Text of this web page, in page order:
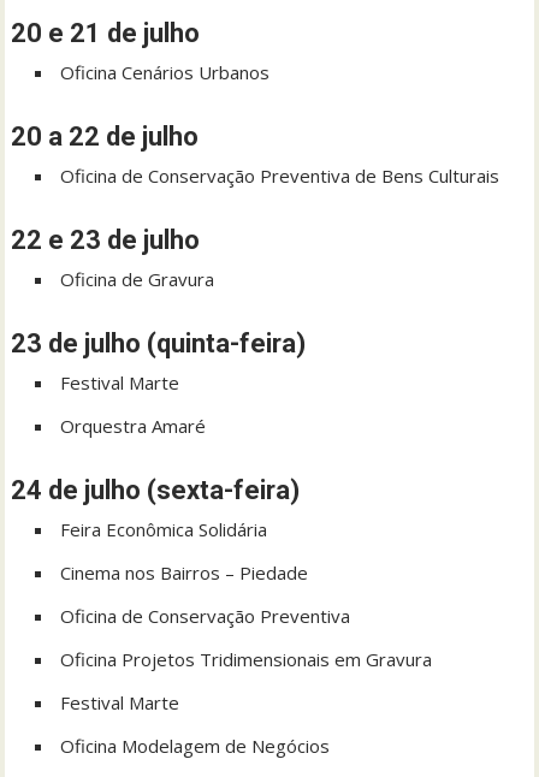
20 e 21 de julho
Oficina Cenários Urbanos
20 a 22 de julho
Oficina de Conservação Preventiva de Bens Culturais
22 e 23 de julho
Oficina de Gravura
23 de julho (quinta-feira)
Festival Marte
Orquestra Amaré
24 de julho (sexta-feira)
Feira Econômica Solidária
Cinema nos Bairros – Piedade
Oficina de Conservação Preventiva
Oficina Projetos Tridimensionais em Gravura
Festival Marte
Oficina Modelagem de Negócios